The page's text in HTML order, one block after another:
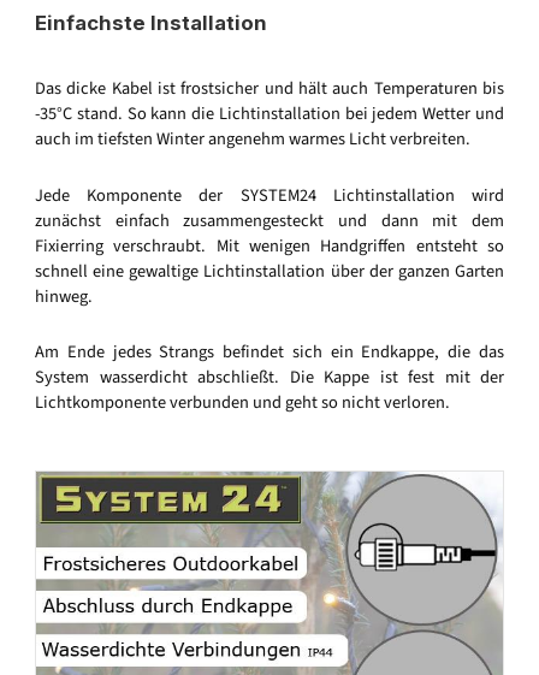
Einfachste Installation
Das dicke Kabel ist frostsicher und hält auch Temperaturen bis
-35°C stand. So kann die Lichtinstallation bei jedem Wetter und
auch im tiefsten Winter angenehm warmes Licht verbreiten.
Jede Komponente der SYSTEM24 Lichtinstallation wird
zunächst einfach zusammengesteckt und dann mit dem
Fixierring verschraubt. Mit wenigen Handgriffen entsteht so
schnell eine gewaltige Lichtinstallation über der ganzen Garten
hinweg.
Am Ende jedes Strangs befindet sich ein Endkappe, die das
System wasserdicht abschließt. Die Kappe ist fest mit der
Lichtkomponente verbunden und geht so nicht verloren.